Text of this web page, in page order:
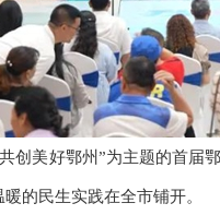
美好鄂州”为主题的首届
的民生实践在全市铺开。